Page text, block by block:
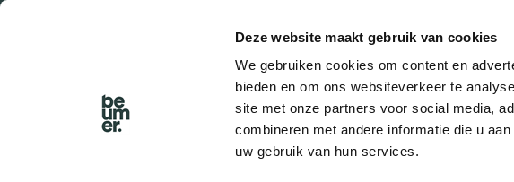
Deze website maakt gebruik van cookies
We gebruiken cookies om content en
bieden en om ons websiteverkeer te
site met onze partners voor social media,
combineren met andere informatie die u
uw gebruik van hun services.